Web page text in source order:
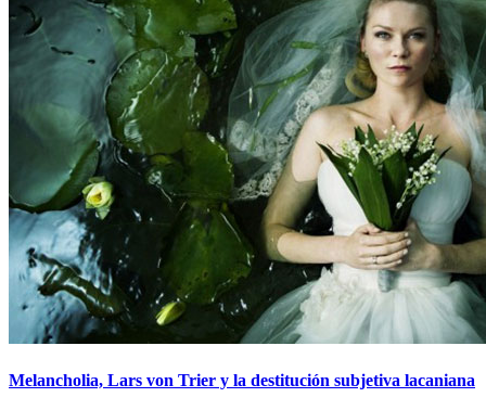
Melancholia, Lars von Trier y la destitución subjetiva lacaniana